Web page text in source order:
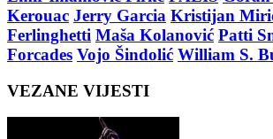
Kerouac Jerry Garcia Kristijan
Ferlinghetti Maša Kolanović Patti
Forcades Vojo Šindolić William S.
VEZANE VIJESTI